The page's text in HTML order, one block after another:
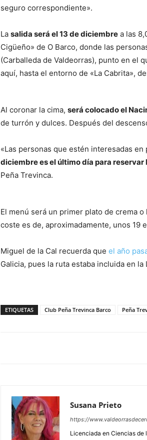
seguro correspondiente».
La salida será el 13 de diciembre a las
Cigüeño» de O Barco, donde las
(Carballeda de Valdeorras), punto en el
aquí, hasta el entorno de «La Cabrita»,
Al coronar la cima, será colocado el
de turrón y dulces. Después del
«Las personas que estén interesadas
diciembre es el último día para reservar
Peña Trevinca.
El menú será un primer plato de crema
coste es de, aproximadamente, unos 19
Miguel de la Cal recuerda que el año
Galicia, pues la ruta estaba incluida en
ETIQUETAS Club Peña Trevinca Barco Peña
Susana Prieto
https://
Licenciada en Ciencias de